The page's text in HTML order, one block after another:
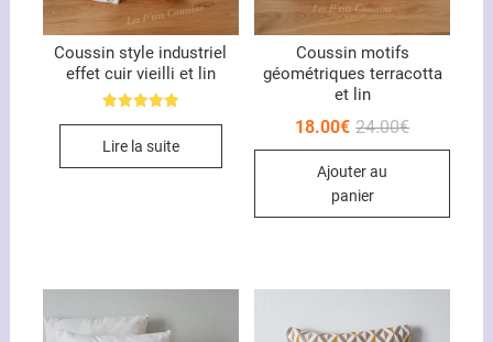
Coussin style industriel
effet cuir vieilli et lin
sur 5
Lire la suite
Coussin motifs
géométriques terracotta
et lin
24.00€Le
18.00€
Le
Ajouter au
panier